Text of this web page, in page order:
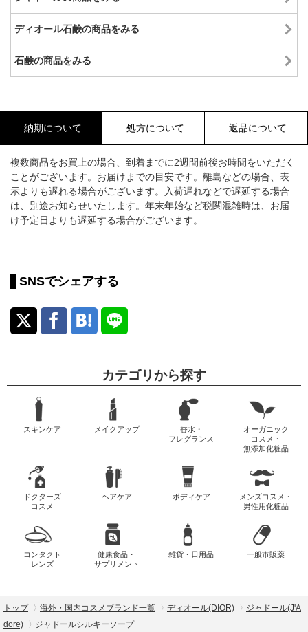
ディオール石鹸の商品をみる
石鹸の商品をみる
納期について 処方について 返品について
複数商品をお買上の場合、到着までに2週間前後お時間をいただく
ことがございます。お届けまでの目安です。離島などの場合、表
示よりも遅れる場合がございます。入荷遅れなどで遅延する場合
は、別途お知らせいたします。年末年始など税関混雑時は、お届
け予定日よりも遅延する場合がございます。
SNSでシェアする
カテゴリから探す
スキンケア メイクアップ
香水・
フレグランス
オーガニック
コスメ・
無添加化粧品
ドクターズ
コスメ
ヘアケア ボディケア
メンズコスメ・
男性用化粧品
コンタクト
レンズ
健康食品・
サプリメント
雑貨・日用品 一般市販薬
トップ 海外・国内コスメブランド一覧 ディオール(DIOR)
ジャドール(J'A
dore)
ジャドールシルキーソープ